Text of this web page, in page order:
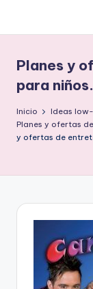
contenido
low-
cost
y
morir
en
Planes y
para niños.
Inicio
Ideas
Planes y ofertas
y ofertas de